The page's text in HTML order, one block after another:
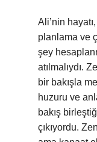
Ali’nin
planlama ve
şey
atılmalıydı.
bir bakışla
huzuru ve
bakış
çıkıyordu.